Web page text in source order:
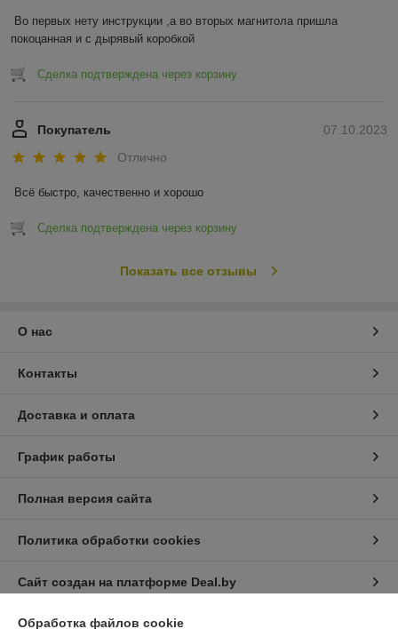
Во первых нету инструкции ,а во вторых магнитола пришла
покоцанная и с дырявый коробкой
Сделка подтверждена через корзину
07.10.2023
Покупатель
Отлично
Всё быстро, качественно и хорошо
Сделка подтверждена через корзину
Показать все отзывы
О нас
Контакты
Доставка и оплата
График работы
Полная версия сайта
Политика обработки cookies
Сайт создан на платформе Deal.by
Обработка файлов cookie